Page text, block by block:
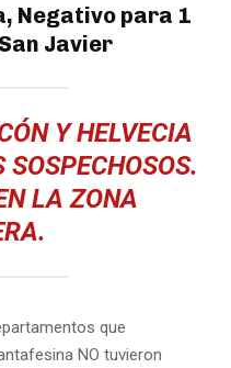
Negativo para 1
Javier
Y HELVECIA
LA ZONA
que
NO tuvieron